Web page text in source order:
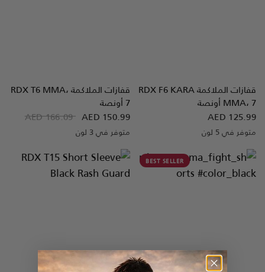
نظرة سريعةقفازات الملاكمة RDXF6 KARA
MMA، 7 أونصة
AED 125.99
Black
Golden
Red
Pink متوفر في 5 لون
نظرة سريعةقفازات الملاكمة RDXT6 MMA،
7 أونصة
AED 166.09 AED 150.99
Red
Yellow
Blueمتوفر في 3 لون
BEST SELLER